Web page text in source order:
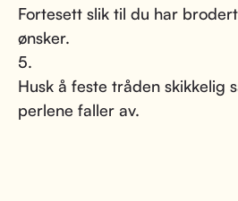
Fortesett slik til du har
ønsker.
5.
Husk å feste tråden skikkelig
perlene faller av.